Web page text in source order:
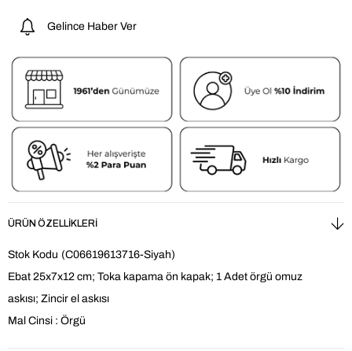
Gelince Haber Ver
ÜRÜN ÖZELLIKLERI
Stok Kodu (C06619613716-Siyah)
Ebat 25x7x12 cm; Toka kapama ön kapak; 1 Adet örgü omuz
askısı; Zincir el askısı
Mal Cinsi : Örgü